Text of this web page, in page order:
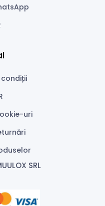
uri
SRL